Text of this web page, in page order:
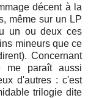
décent à la
même sur un LP
un ou deux ces
mineurs que ce
Concernant
me paraît aussi
d'autres : c'est
trilogie dite